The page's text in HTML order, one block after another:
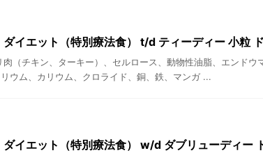
イエット（特別療法食） t/d ティーディー 小粒
（チキン、ターキー）、セルロース、動物性油脂、エンドウ
ウム、カリウム、クロライド、銅、鉄、マンガ ...
イエット（特別療法食） w/d ダブリューディー